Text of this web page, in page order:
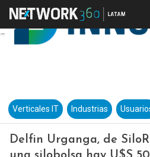
Verticales IT Industrias
Delfin Urganga, de